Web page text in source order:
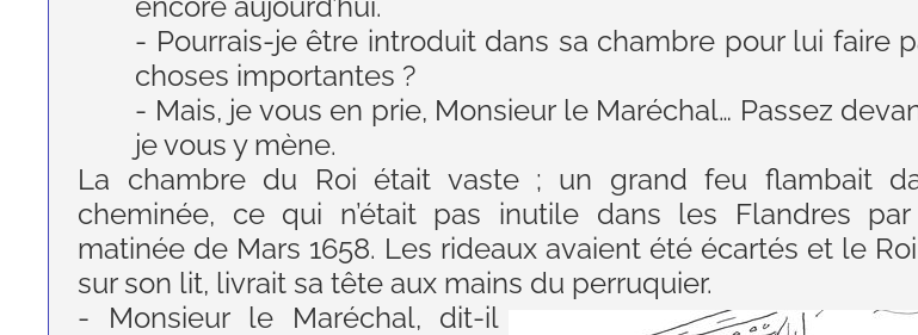
- Pourrais-je être introduit dans sa chambre pour lui faire
choses importantes ?
- Mais, je vous en prie, Monsieur le Maréchal… Passez
je vous y mène.
La chambre du Roi était vaste ; un grand feu flambait
cheminée, ce qui n’était pas inutile dans les Flandres
matinée de Mars 1658. Les rideaux avaient été écartés et le
sur son lit, livrait sa tête aux mains du perruquier.
- Monsieur le Maréchal, dit-il